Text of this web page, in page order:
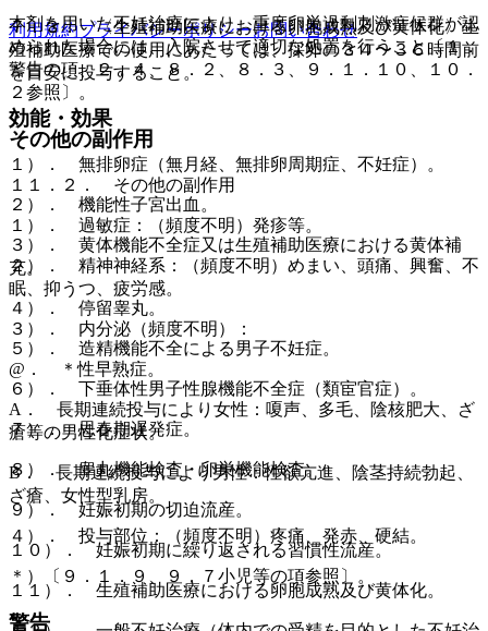
本剤を用いた不妊治療により、重度卵巣過剰刺激症候群が認
められた場合には、入院させて適切な処置を行うこと〔１．
警告の項、２．４、８．２、８．３、９．１．１０、１０．
２参照〕。
その他の副作用
１１．２． その他の副作用
１）． 過敏症：（頻度不明）発疹等。
２）． 精神神経系：（頻度不明）めまい、頭痛、興奮、不
眠、抑うつ、疲労感。
３）． 内分泌（頻度不明）：
@． ＊性早熟症。
A． 長期連続投与により女性：嗄声、多毛、陰核肥大、ざ
瘡等の男性化症状。
B． 長期連続投与により男性：性欲亢進、陰茎持続勃起、
ざ瘡、女性型乳房。
４）． 投与部位：（頻度不明）疼痛、発赤、硬結。
＊）〔９．１．９、９．７小児等の項参照〕。
警告
７．３． 〈生殖補助医療における卵胞成熟及び黄体化〉生
殖補助医療での使用にあたっては、採卵の３４〜３６時間前
を目安に投与すること。
効能・効果
１）． 無排卵症（無月経、無排卵周期症、不妊症）。
２）． 機能性子宮出血。
３）． 黄体機能不全症又は生殖補助医療における黄体補
充。
４）． 停留睾丸。
５）． 造精機能不全による男子不妊症。
６）． 下垂体性男子性腺機能不全症（類宦官症）。
７）． 思春期遅発症。
８）． 睾丸機能検査・卵巣機能検査。
９）． 妊娠初期の切迫流産。
１０）． 妊娠初期に繰り返される習慣性流産。
１１）． 生殖補助医療における卵胞成熟及び黄体化。
利用規約プライバシーポリシーお問い合わせ